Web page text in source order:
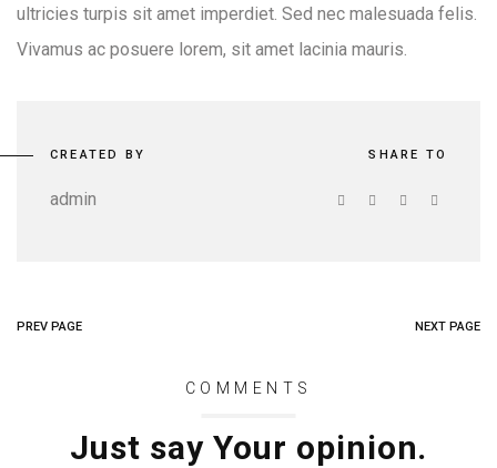
ultricies turpis sit amet imperdiet. Sed nec malesuada felis.
Vivamus ac posuere lorem, sit amet lacinia mauris.
CREATED BY
admin
SHARE TO
PREV PAGE NEXT PAGE
COMMENTS
Just say Your opinion.